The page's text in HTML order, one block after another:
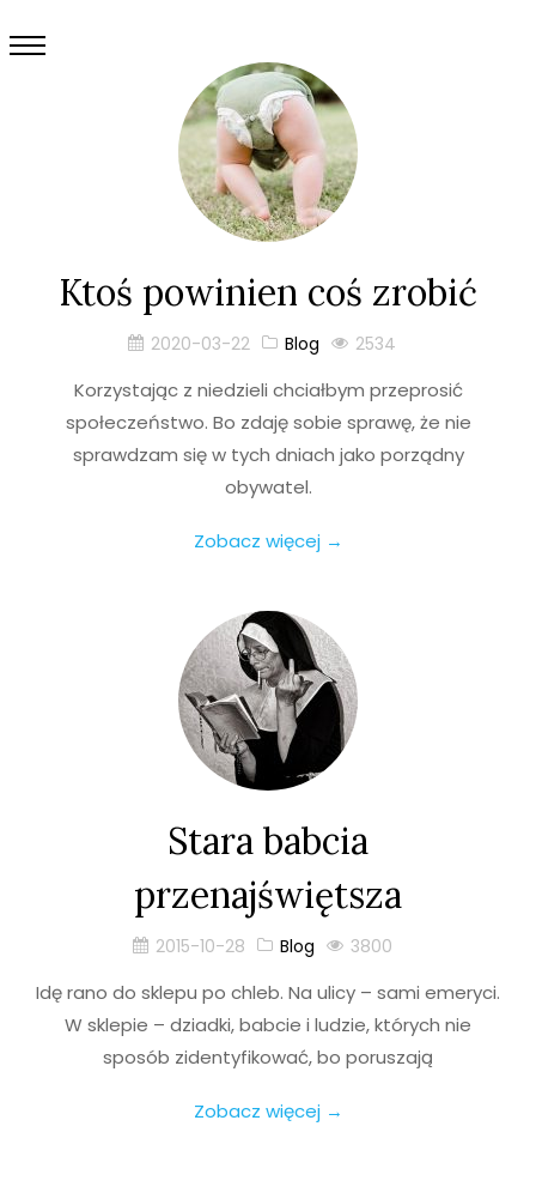
Ktoś powinien coś zrobić
2020-03-22 Blog 2534
Korzystając z niedzieli chciałbym przeprosić
społeczeństwo. Bo zdaję sobie sprawę, że nie
sprawdzam się w tych dniach jako porządny
obywatel.
Zobacz więcej →
Stara babcia
przenajświętsza
2015-10-28 Blog 3800
Idę rano do sklepu po chleb. Na ulicy – sami emeryci.
W sklepie – dziadki, babcie i ludzie, których nie
sposób zidentyfikować, bo poruszają
Zobacz więcej →